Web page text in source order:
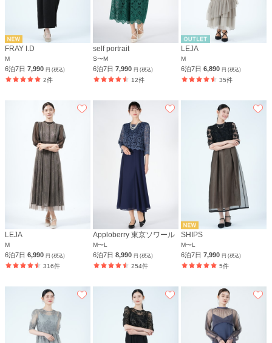
FRAY I.D
M
6泊7日 7,990 円 (税込)
2件
self portrait
S〜M
6泊7日7,990円 (税込)
12件
LEJA
M
6泊7日6,890円 (税込)
35件
LEJA
M
6泊7日 6,990 円 (税込)
316件
Apploberry 東京ソワール
M〜L
6泊7日8,990円 (税込)
254件
SHIPS
M〜L
6泊7日7,990円 (税込)
5件